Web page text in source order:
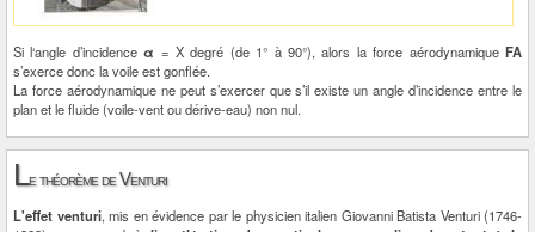
Si l‘angle d’incidenceα = X degré (de 1° à 90°), alors la force aérodynamiqueFA
s’exerce donc la voile est gonflée.
La force aérodynamique ne peut s’exercer que s’il existe un angle d’incidence entre le
plan et le fluide (voile-vent ou dérive-eau) non nul.
Le théorème de Venturi
L'effet venturi, mis en évidence par le physicien italien Giovanni Batista Venturi (1746-